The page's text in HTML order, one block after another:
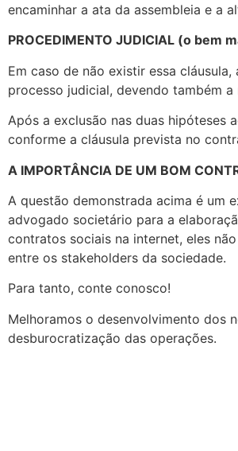
encaminhar a ata da assembleia e a
PROCEDIMENTO JUDICIAL (o bem
Em caso de não existir essa
processo judicial, devendo também
Após a exclusão nas duas hipóteses
conforme a cláusula prevista no
A IMPORTÂNCIA DE UM BOM
A questão demonstrada acima é um
advogado societário para a
contratos sociais na internet, eles
entre os stakeholders da sociedade.
Para tanto, conte conosco!
Melhoramos o desenvolvimento dos
desburocratização das operações.